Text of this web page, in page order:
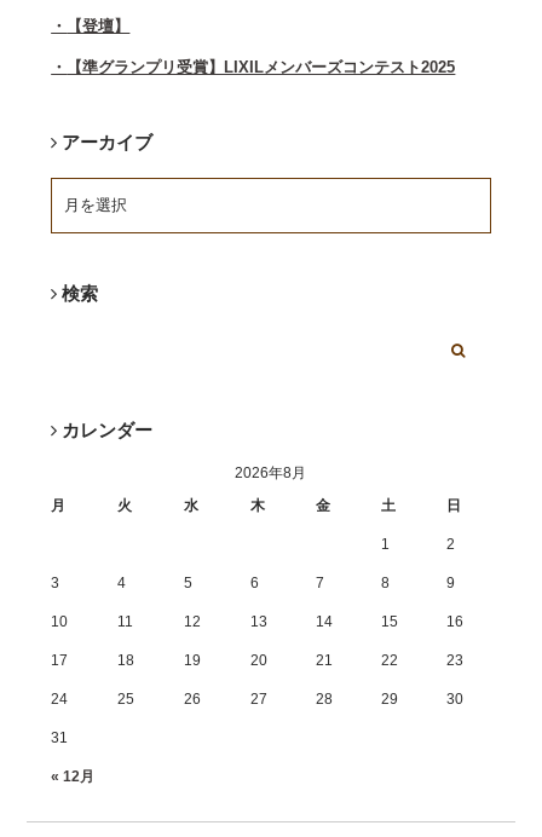
【登壇】
【準グランプリ受賞】LIXILメンバーズコンテスト2025
アーカイブ
検索
カレンダー
2026年8月
月 火 水 木 金 土 日
« 12月
1 2
3 4 5 6 7 8 9
10 11 12 13 14 15 16
17 18 19 20 21 22 23
24 25 26 27 28 29 30
31